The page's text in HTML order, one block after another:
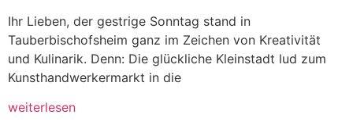
Ihr Lieben, der gestrige Sonntag stand in
Tauberbischofsheim ganz im Zeichen von Kreativität
und Kulinarik. Denn: Die glückliche Kleinstadt lud zum
Kunsthandwerkermarkt in die
weiterlesen